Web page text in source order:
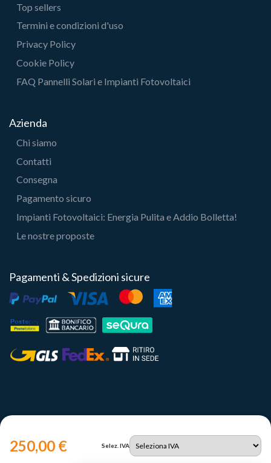
250,00 € Selez. IVA
Top sellers
Termini e condizioni d'uso
Privacy Policy
Cookie Policy
FAQ Pannelli Solari e Impianti Fotovoltaici
Azienda
Chi siamo
Contatti
Consegna
Pagamento sicuro
Impianti Fotovoltaici: Energia Pulita e Addio Bolletta!
Le nostre proposte
Pagamenti & Spedizioni sicure
Copyright 2023 | Il Portale del Sole Srl - P.IVA IT12731330960